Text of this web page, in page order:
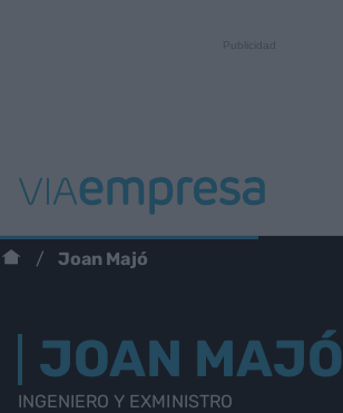
Joan Majó
JOAN MAJÓ
INGENIERO Y EXMINISTRO